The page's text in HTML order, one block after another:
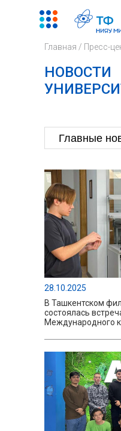
Главная / Пресс-
НОВОСТИ
28.10.2025
В Ташкентском
состоялась
Международного
Госкорпорации
2050